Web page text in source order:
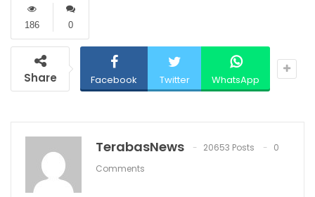
0
186
Share Facebook Twitter WhatsApp
TerabasNews 20653 Posts
0
Comments